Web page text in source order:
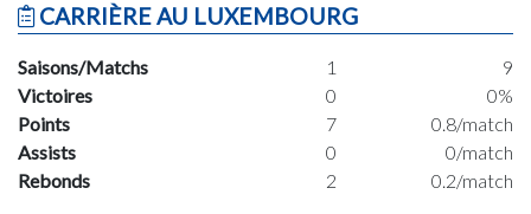
CARRIÈRE AU LUXEMBOURG
Saisons/Matchs 1
9
Victoires
0
0%
Points
7
0.8/match
Assists
0
0/match
Rebonds
2 0.2/match